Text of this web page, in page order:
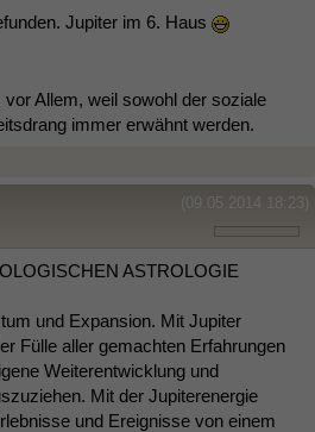
Jupiter im 6. Haus
Allem, weil sowohl der soziale
immer erwähnt werden.
(09.05.2014 18:23)
ASTROLOGIE
und Expansion. Mit Jupiter
Fülle aller gemachten Erfahrungen
Weiterentwicklung und
Mit der Jupiterenergie
und Ereignisse von einem